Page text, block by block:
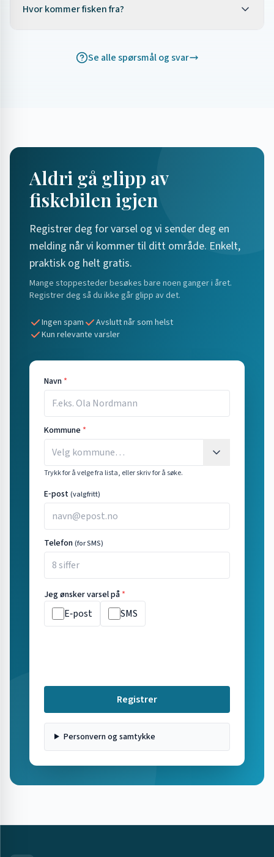
fiskebilen. Registrer deg for varsel så får du beskjed når
Hvor kommer fisken fra?
og norskekysten. Alt er sjøfrossen for beste kvalitet.
Se alle spørsmål og svar
Aldri gå glipp av
fiskebilen igjen
Registrer deg for varsel og vi sender deg en
melding når vi kommer til ditt område. Enkelt,
praktisk og helt gratis.
Mange stoppesteder besøkes bare noen ganger i året.
Registrer deg så du ikke går glipp av det.
Ingen spam
Avslutt når som helst
Kun relevante varsler
Navn *
Kommune *
Trykk for å velge fra lista, eller skriv for å søke.
E‑post (valgfritt)
Telefon(for SMS)
Jeg ønsker varsel på *
E‑post SMS
Registrer
Personvern og samtykke